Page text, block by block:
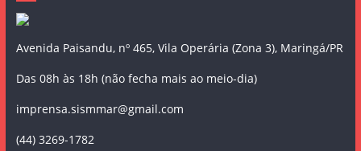
Avenida Paisandu, nº 465, Vila Operária (Zona 3), Maringá/PR
Das 08h às 18h (não fecha mais ao meio-dia)
imprensa.sismmar@gmail.com
(44) 3269-1782